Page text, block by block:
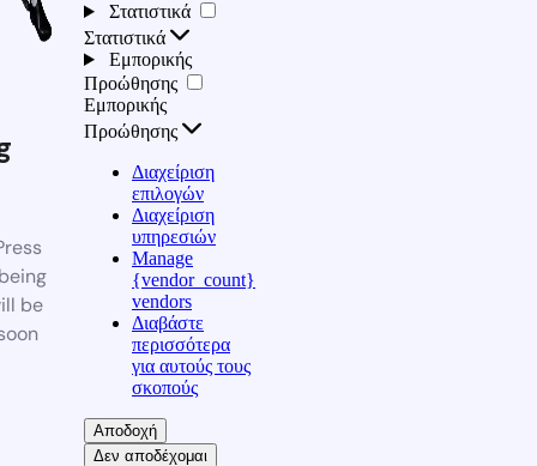
be
Στατιστικά
Στατιστικά
Εμπορικής
Προώθησης
Εμπορικής
Προώθησης
Διαχείριση
επιλογών
Διαχείριση
υπηρεσιών
Manage
{vendor_count}
vendors
Διαβάστε
περισσότερα
για αυτούς τους
σκοπούς
Αποδοχή
Δεν αποδέχομαι